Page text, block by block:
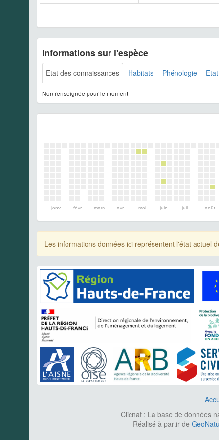
Informations sur l'espèce
Etat des connaissances Habitats Phénologie
Non renseignée pour le moment
janv. févr. mars avr. mai juin juil. août
Les informations données ici représentent l'état actuel
Clicnat : La base de données
Réalisé à partir de